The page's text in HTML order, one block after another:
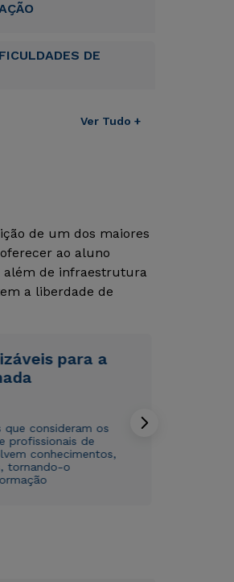
DE
Ver Tudo +
de um dos maiores
ao aluno
além de infraestrutura
a liberdade de
para a
que consideram os
profissionais de
conhecimentos,
tornando-o
fácil
com aPolítica de Privacidade.
dados sejam utilizados para o
da Cruzeiro do Sul.
fácil
com aPolítica de Privacidade.
dados sejam utilizados para o
da Cruzeiro do Sul.